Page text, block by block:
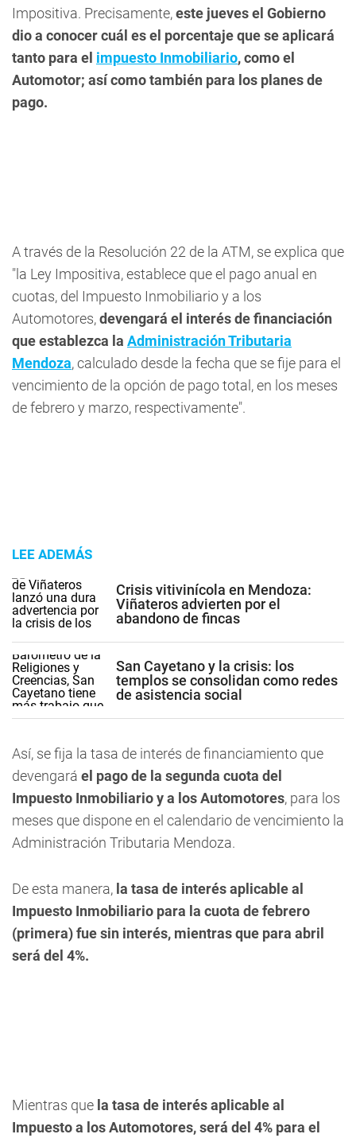
Impositiva. Precisamente,este jueves el Gobierno
dio a conocer cuál es el porcentaje que se aplicará
tanto para el impuesto Inmobiliario, como el
Automotor; así como también para los planes de
pago.
A través de la Resolución 22 de la ATM, se explica que
"la Ley Impositiva, establece que el pago anual en
cuotas, del Impuesto Inmobiliario y a los
Automotores,devengará el interés de financiación
que establezca la Administración Tributaria
Mendoza, calculado desde la fecha que se fije para el
vencimiento de la opción de pago total, en los meses
de febrero y marzo, respectivamente".
LEE ADEMÁS
Crisis vitivinícola en Mendoza:
Viñateros advierten por el
abandono de fincas
San Cayetano y la crisis: los
templos se consolidan como redes
de asistencia social
Así, se fija la tasa de interés de financiamiento que
devengará el pago de la segunda cuota del
Impuesto Inmobiliario y a los Automotores, para los
meses que dispone en el calendario de vencimiento la
Administración Tributaria Mendoza.
De esta manera, la tasa de interés aplicable al
Impuesto Inmobiliario para la cuota de febrero
(primera) fue sin interés, mientras que para abril
será del 4%.
Mientras que la tasa de interés aplicable al
Impuesto a los Automotores, será del 4% para el